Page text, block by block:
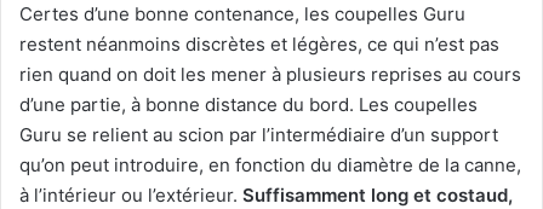
Certes d’une bonne contenance, les coupelles Guru
restent néanmoins discrètes et légères, ce qui n’est pas
rien quand on doit les mener à plusieurs reprises au cours
d’une partie, à bonne distance du bord. Les coupelles
Guru se relient au scion par l’intermédiaire d’un support
qu’on peut introduire, en fonction du diamètre de la canne,
à l’intérieur ou l’extérieur. Suffisamment long et costaud,